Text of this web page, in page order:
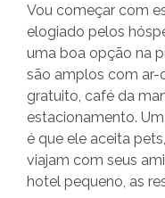
Vou começar com
elogiado pelos
uma boa opção na
são amplos com ar-
gratuito, café da
estacionamento.
é que ele aceita
viajam com seus
hotel pequeno, as